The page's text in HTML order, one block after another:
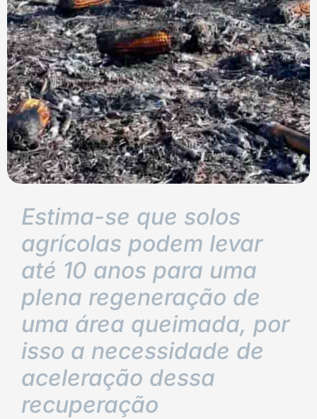
Estima-se que solos
agrícolas podem levar
até 10 anos para uma
plena regeneração de
uma área queimada, por
isso a necessidade de
aceleração dessa
recuperação